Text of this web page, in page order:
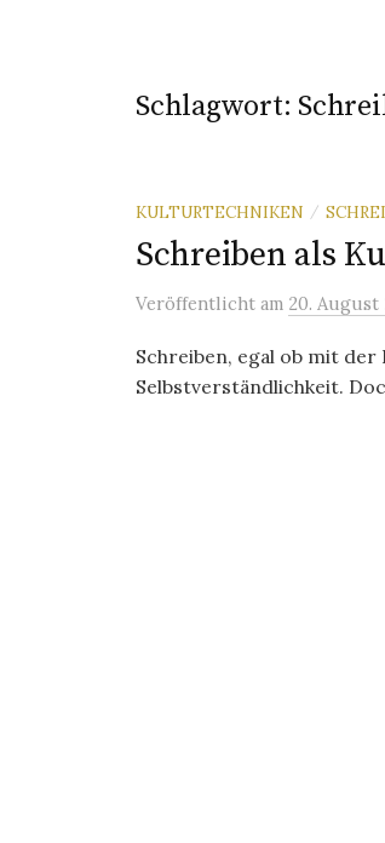
Schlagwort:
KULTURTECHNIKEN /
Schreiben als
Veröffentlicht am 20. August
Schreiben, egal ob mit
Selbstverständlichkeit.